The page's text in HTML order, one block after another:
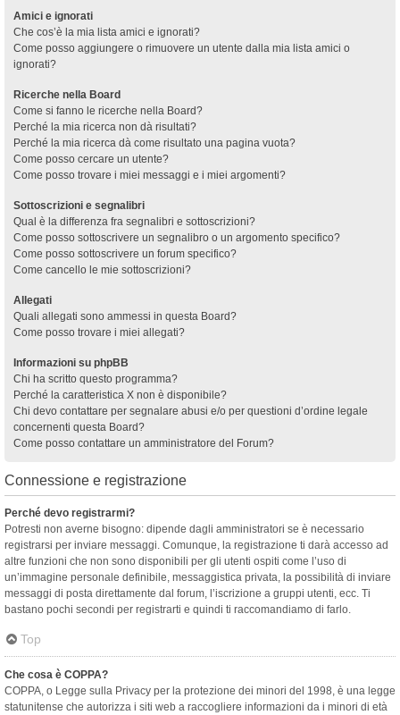
Amici e ignorati
Che cos’è la mia lista amici e ignorati?
Come posso aggiungere o rimuovere un utente dalla mia lista amici o
ignorati?
Ricerche nella Board
Come si fanno le ricerche nella Board?
Perché la mia ricerca non dà risultati?
Perché la mia ricerca dà come risultato una pagina vuota?
Come posso cercare un utente?
Come posso trovare i miei messaggi e i miei argomenti?
Sottoscrizioni e segnalibri
Qual è la differenza fra segnalibri e sottoscrizioni?
Come posso sottoscrivere un segnalibro o un argomento specifico?
Come posso sottoscrivere un forum specifico?
Come cancello le mie sottoscrizioni?
Allegati
Quali allegati sono ammessi in questa Board?
Come posso trovare i miei allegati?
Informazioni su phpBB
Chi ha scritto questo programma?
Perché la caratteristica X non è disponibile?
Chi devo contattare per segnalare abusi e/o per questioni d’ordine legale
concernenti questa Board?
Come posso contattare un amministratore del Forum?
Connessione e registrazione
Perché devo registrarmi?
Potresti non averne bisogno: dipende dagli amministratori se è necessario
registrarsi per inviare messaggi. Comunque, la registrazione ti darà accesso ad
altre funzioni che non sono disponibili per gli utenti ospiti come l’uso di
un’immagine personale definibile, messaggistica privata, la possibilità di inviare
messaggi di posta direttamente dal forum, l’iscrizione a gruppi utenti, ecc. Ti
bastano pochi secondi per registrarti e quindi ti raccomandiamo di farlo.
Top
Che cosa è COPPA?
COPPA, o Legge sulla Privacy per la protezione dei minori del 1998, è una legge
statunitense che autorizza i siti web a raccogliere informazioni da i minori di età